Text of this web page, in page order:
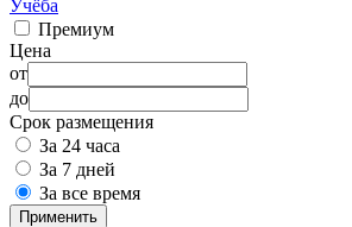
Учёба
Премиум
Цена
от
до
Срок размещения
За 24 часа
За 7 дней
За все время
Применить